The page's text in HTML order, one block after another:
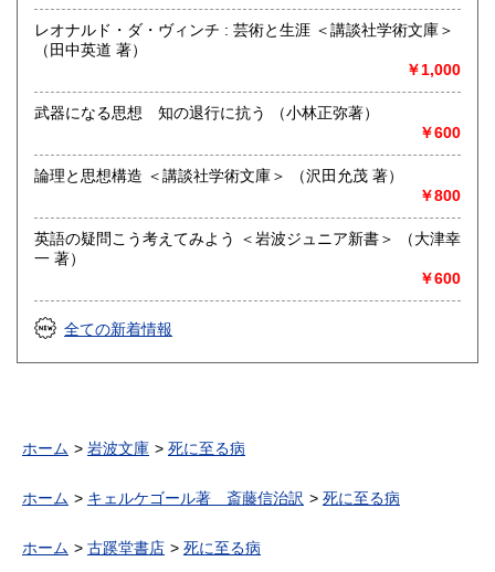
レオナルド・ダ・ヴィンチ : 芸術と生涯 ＜講談社学術文庫＞
（田中英道 著）
￥1,000
武器になる思想 知の退行に抗う （小林正弥著）
￥600
論理と思想構造 ＜講談社学術文庫＞ （沢田允茂 著）
￥800
英語の疑問こう考えてみよう ＜岩波ジュニア新書＞ （大津幸
一 著）
￥600
全ての新着情報
ホーム 岩波文庫 死に至る病
ホーム キェルケゴール著 斎藤信治訳 死に至る病
ホーム 古蹊堂書店 死に至る病